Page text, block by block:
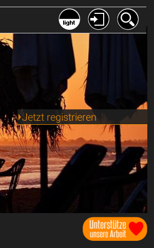
Jetzt registrieren